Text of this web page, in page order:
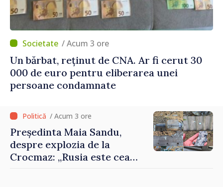
/ Acum 3 ore
Un bărbat, reținut de CNA. Ar fi cerut 30
000 de euro pentru eliberarea unei
persoane condamnate
/ Acum 3 ore
Președinta Maia Sandu,
despre explozia de la
Crocmaz: „Rusia este cea